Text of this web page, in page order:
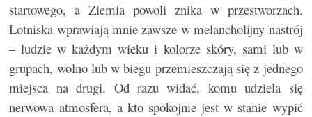
startowego, a Ziemia powoli znika w przestworzach.
Lotniska wprawiają mnie zawsze w melancholijny nastrój
– ludzie w każdym wieku i kolorze skóry, sami lub w
grupach, wolno lub w biegu przemieszczają się z jednego
miejsca na drugi. Od razu widać, komu udziela się
nerwowa atmosfera, a kto spokojnie jest w stanie wypić